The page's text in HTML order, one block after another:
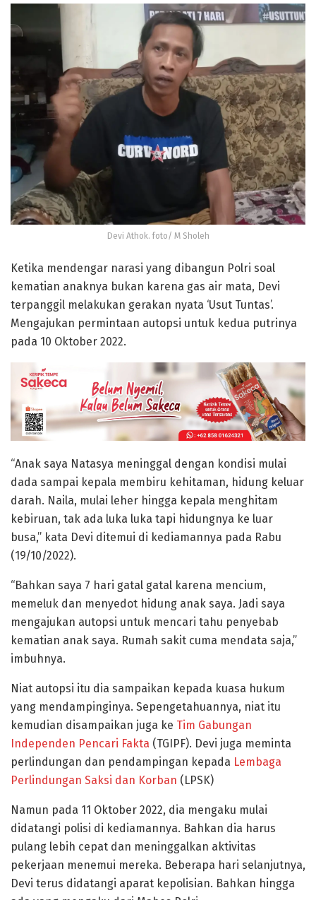
Devi Athok. foto/ M Sholeh
Ketika mendengar narasi yang dibangun Polri soal
kematian anaknya bukan karena gas air mata, Devi
terpanggil melakukan gerakan nyata ‘Usut Tuntas’.
Mengajukan permintaan autopsi untuk kedua putrinya
pada 10 Oktober 2022.
“Anak saya Natasya meninggal dengan kondisi mulai
dada sampai kepala membiru kehitaman, hidung keluar
darah. Naila, mulai leher hingga kepala menghitam
kebiruan, tak ada luka luka tapi hidungnya ke luar
busa,” kata Devi ditemui di kediamannya pada Rabu
(19/10/2022).
“Bahkan saya 7 hari gatal gatal karena mencium,
memeluk dan menyedot hidung anak saya. Jadi saya
mengajukan autopsi untuk mencari tahu penyebab
kematian anak saya. Rumah sakit cuma mendata saja,”
imbuhnya.
Niat autopsi itu dia sampaikan kepada kuasa hukum
yang mendampinginya. Sepengetahuannya, niat itu
kemudian disampaikan juga ke Tim Gabungan
Independen Pencari Fakta (TGIPF). Devi juga meminta
perlindungan dan pendampingan kepada Lembaga
Perlindungan Saksi dan Korban (LPSK)
Namun pada 11 Oktober 2022, dia mengaku mulai
didatangi polisi di kediamannya. Bahkan dia harus
pulang lebih cepat dan meninggalkan aktivitas
pekerjaan menemui mereka. Beberapa hari selanjutnya,
Devi terus didatangi aparat kepolisian. Bahkan hingga